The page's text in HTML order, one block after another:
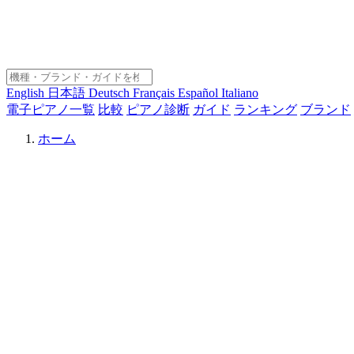
English 日本語 Deutsch Français Español Italiano
電子ピアノ一覧 比較 ピアノ診断 ガイド ランキング ブランド
ホーム